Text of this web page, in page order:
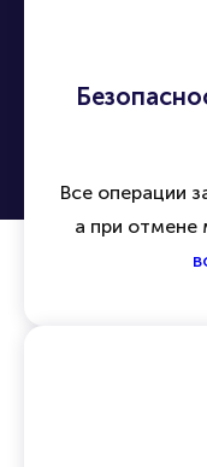
Все операции
а при отмене